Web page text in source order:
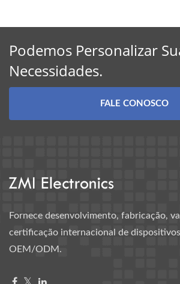
Podemos Personalizar
Necessidades.
FALE CONOSCO
Fornece desenvolvimento, fabricação,
certificação internacional de
OEM/ODM.